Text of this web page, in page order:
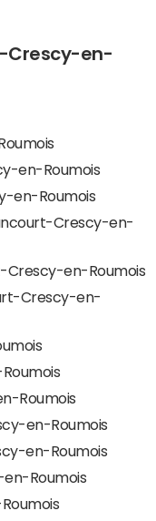
Crescy-en-
en-Roumois
en-Roumois
Crescy-en-
Crescy-en-Roumois
Crescy-en-
Roumois
en-Roumois
en-Roumois
Roumois